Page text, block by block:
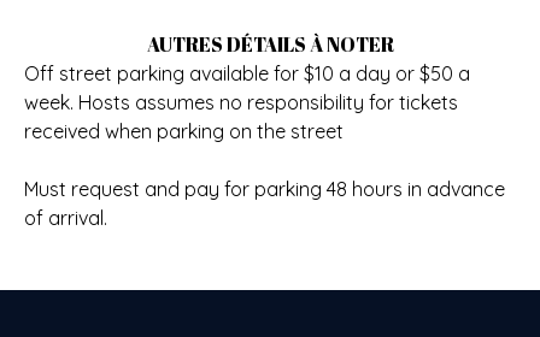
AUTRES DÉTAILS À NOTER
Off street parking available for $10 a day or $50 a
week. Hosts assumes no responsibility for tickets
received when parking on the street
Must request and pay for parking 48 hours in advance
of arrival.